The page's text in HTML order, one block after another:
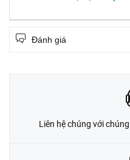
Đánh giá
Liên hệ chúng với